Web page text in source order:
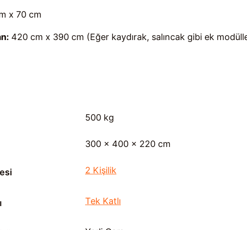
x 70 cm
420 cm x 390 cm (Eğer kaydırak, salıncak gibi ek
500 kg
300 × 400 × 220 cm
2 Kişilik
Tek Katlı